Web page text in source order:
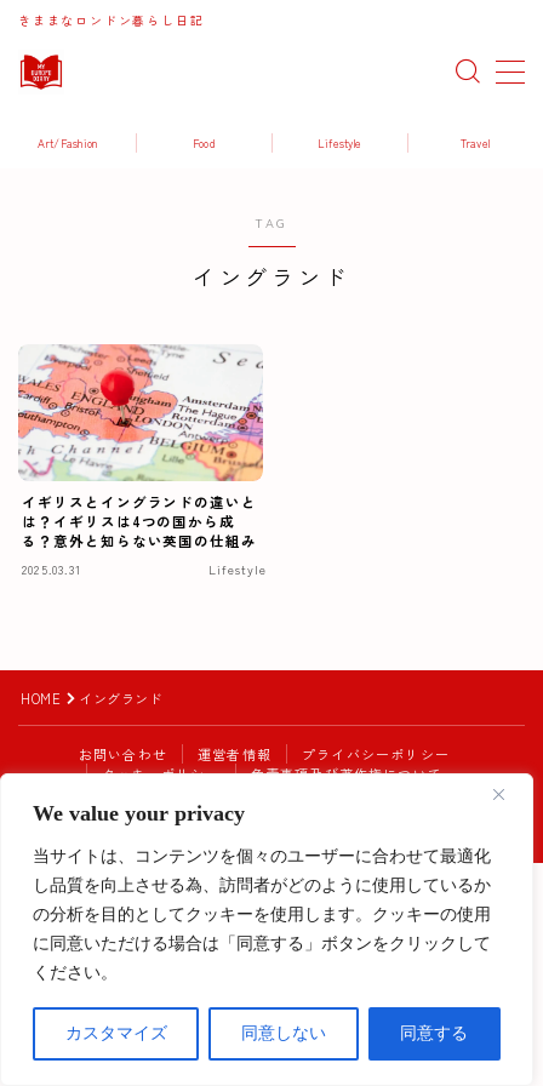
We value your privacy
当サイトは、コンテンツを個々のユーザーに合わせて最適化
し品質を向上させる為、訪問者がどのように使用しているか
の分析を目的としてクッキーを使用します。クッキーの使用
に同意いただける場合は「同意する」ボタンをクリックして
ください。
カスタマイズ 同意しない 同意する
きままなロンドン暮らし日記
MENU
Travel
Follow Me
Art/Fashion Food Lifestyle Travel
TAG
イングランド
イギリスとイングランドの違いと
は？イギリスは4つの国から成
る？意外と知らない英国の仕組み
2025.03.31 Lifestyle
HOME イングランド
お問い合わせ 運営者情報
プライバシーポリシー
クッキーポリシー
免責事項及び著作権について